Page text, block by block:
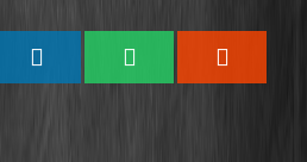
LinkedIn WhatsApp